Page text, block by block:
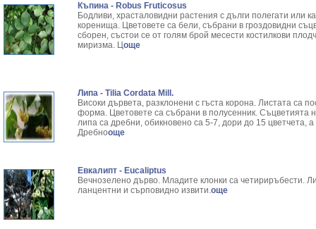
Къпина - Robus Fruticosus
Бодливи, храсталовидни растения с дълги полегати или
коренища. Цветовете са бели, събрани в гроздовидни
сборен, състои се от голям брой месести костилкови
миризма. Цоще
Липа - Tilia Cordata Mill.
Високи дървета, разклонени с гъста корона. Листата са
форма. Цветовете са събрани в полусенник. Съцветията
липа са дребни, обикновено са 5-7, дори до 15 цветчета,
Дребнооще
Евкалипт - Eucaliptus
Вечнозелено дърво. Младите клонки са четириръбести.
ланцентни и сърповидно извити.още